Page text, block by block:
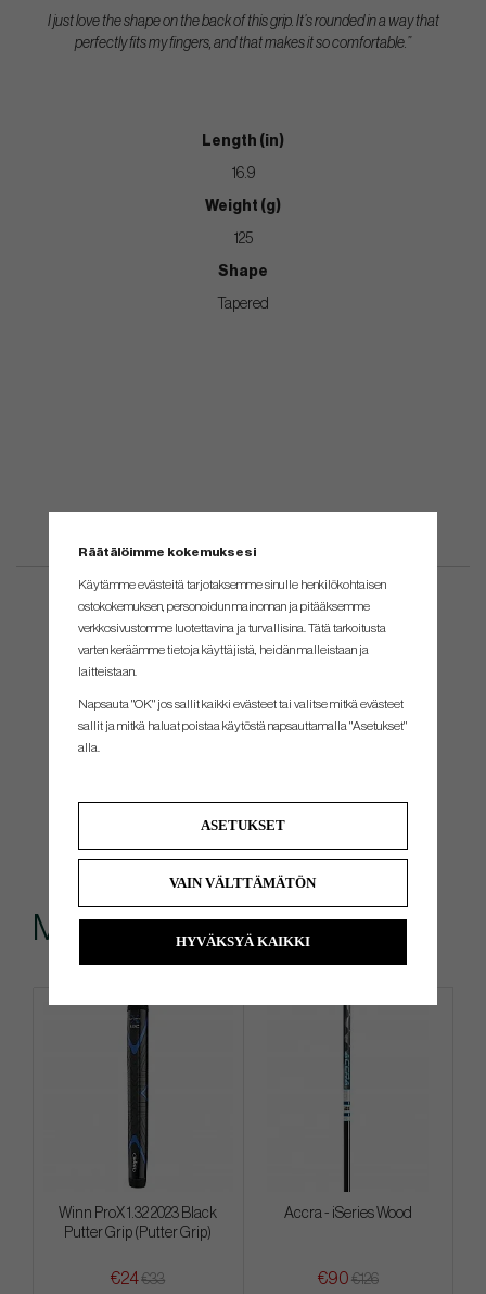
I just love the shape on the back of this grip. It’s rounded in a way that
perfectly fits my fingers, and that makes it so comfortable.”
Length (in)
16.9
Weight (g)
125
Shape
Tapered
Muut ostivat myös
Winn ProX 1.32 2023 Black
Putter Grip (Putter Grip)
€24€33
Accra - iSeries Wood
€90 €126
Räätälöimme kokemuksesi
Käytämme evästeitä tarjotaksemme sinulle henkilökohtaisen
ostokokemuksen, personoidun mainonnan ja pitääksemme
verkkosivustomme luotettavina ja turvallisina. Tätä tarkoitusta
varten keräämme tietoja käyttäjistä, heidän malleistaan ​​ja
laitteistaan.
Napsauta "OK" jos sallit kaikki evästeet tai valitse mitkä evästeet
sallit ja mitkä haluat poistaa käytöstä napsauttamalla "Asetukset"
alla.
ASETUKSET
VAIN VÄLTTÄMÄTÖN
HYVÄKSYÄ KAIKKI